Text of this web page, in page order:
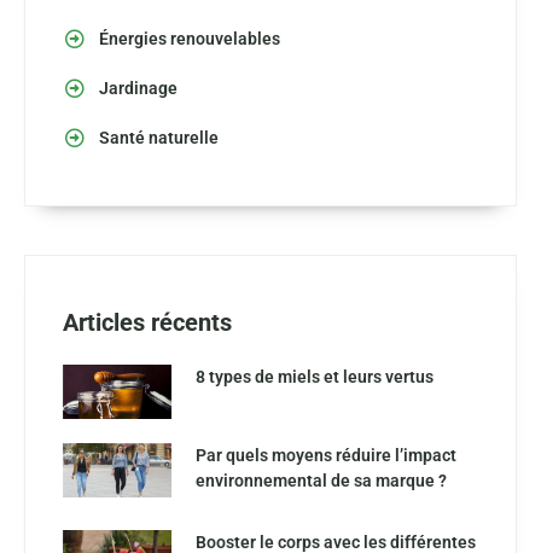
Énergies renouvelables
Jardinage
Santé naturelle
Articles récents
8 types de miels et leurs vertus
Par quels moyens réduire l’impact
environnemental de sa marque ?
Booster le corps avec les différentes